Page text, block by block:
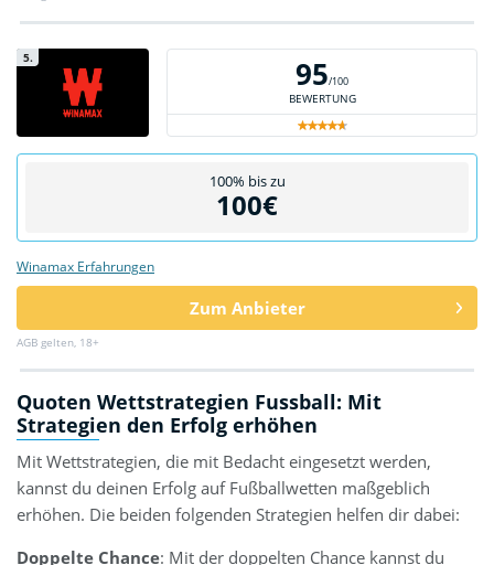
5. 95/100
BEWERTUNG
100% bis zu
100€
Winamax Erfahrungen
Zum Anbieter
AGB gelten, 18+
Quoten Wettstrategien Fussball: Mit
Strategien den Erfolg erhöhen
Mit Wettstrategien, die mit Bedacht eingesetzt werden,
kannst du deinen Erfolg auf Fußballwetten maßgeblich
erhöhen. Die beiden folgenden Strategien helfen dir dabei:
Doppelte Chance: Mit der doppelten Chance kannst du